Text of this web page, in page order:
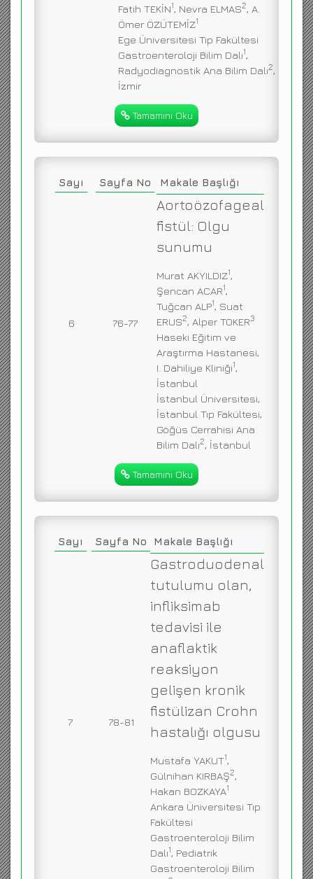
Fatih TEKİN1, Nevra ELMAS2, A.
Ömer ÖZÜTEMİZ1
Ege Üniversitesi Tıp Fakültesi
Gastroenteroloji Bilim Dalı1,
Radyodiagnostik Ana Bilim Dalı2,
İzmir
Tamamını Oku
Sayı Sayfa No Makale Başlığı
6 76-77
Aortoözofageal
fistül: Olgu
sunumu
Murat AKYILDIZ1,
Şencan ACAR1,
Tuğcan ALP1, Suat
ERUS2, Alper TOKER3
Haseki Eğitim ve
Araştırma Hastanesi,
I. Dahiliye Kliniği1,
İstanbul
İstanbul Üniversitesi,
İstanbul Tıp Fakültesi,
Göğüs Cerrahisi Ana
Bilim Dalı2, İstanbul
Tamamını Oku
Sayı Sayfa No Makale Başlığı
7 78-81
Gastroduodenal
tutulumu olan,
infliksimab
tedavisi ile
anaflaktik
reaksiyon
gelişen kronik
fistülizan Crohn
hastalığı olgusu
Mustafa YAKUT1,
Gülnihan KIRBAŞ2,
Hakan BOZKAYA1
Ankara Üniversitesi Tıp
Fakültesi
Gastroenteroloji Bilim
Dalı1, Pediatrik
Gastroenteroloji Bilim